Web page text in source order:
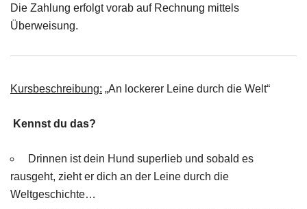
Die Zahlung erfolgt vorab auf Rechnung mittels
Überweisung.
Kursbeschreibung: „An lockerer Leine durch die Welt“
Kennst du das?
Drinnen ist dein Hund superlieb und sobald es
rausgeht, zieht er dich an der Leine durch die
Weltgeschichte…